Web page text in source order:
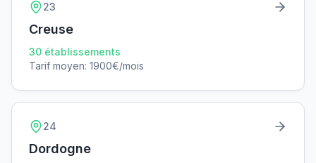
23
Creuse
30 établissements
Tarif moyen: 1900€/mois
24
Dordogne